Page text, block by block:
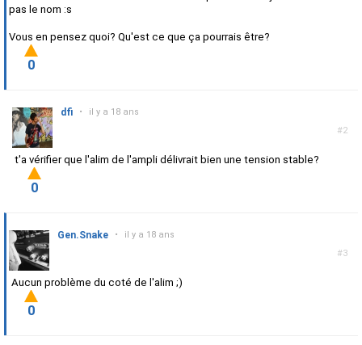
pas le nom :s
Vous en pensez quoi? Qu'est ce que ça pourrais être?
0
#2
dfi • il y a 18 ans
t'a vérifier que l'alim de l'ampli délivrait bien une tension stable?
0
#3
Gen.Snake • il y a 18 ans
Aucun problème du coté de l'alim ;)
0